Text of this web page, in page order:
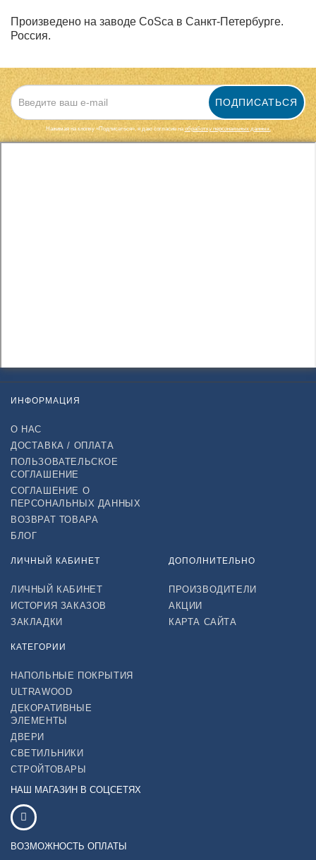
Произведено на заводе CoSca в Санкт-Петербурге.
Россия.
ПОДПИСАТЬСЯ
Нажимая на кнопку «Подписаться», я даю cогласие на обработку персональных данных.
ИНФОРМАЦИЯ
О НАС
ДОСТАВКА / ОПЛАТА
ПОЛЬЗОВАТЕЛЬСКОЕ
СОГЛАШЕНИЕ
СОГЛАШЕНИЕ О
ПЕРСОНАЛЬНЫХ ДАННЫХ
ВОЗВРАТ ТОВАРА
БЛОГ
ЛИЧНЫЙ КАБИНЕТ
ЛИЧНЫЙ КАБИНЕТ
ИСТОРИЯ ЗАКАЗОВ
ЗАКЛАДКИ
ДОПОЛНИТЕЛЬНО
ПРОИЗВОДИТЕЛИ
АКЦИИ
КАРТА САЙТА
КАТЕГОРИИ
НАПОЛЬНЫЕ ПОКРЫТИЯ
ULTRAWOOD
ДЕКОРАТИВНЫЕ
ЭЛЕМЕНТЫ
ДВЕРИ
СВЕТИЛЬНИКИ
СТРОЙТОВАРЫ
НАШ МАГАЗИН В СОЦСЕТЯХ
ВОЗМОЖНОСТЬ ОПЛАТЫ